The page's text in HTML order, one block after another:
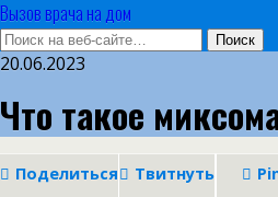
Вызов врача на дом
20.06.2023
Что такое
Поделиться Твитнуть